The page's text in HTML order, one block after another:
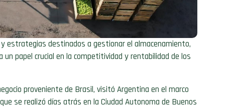
estrategias destinados a gestionar el almacenamiento,
papel crucial en la competitividad y rentabilidad de los
proveniente de Brasil, visitó Argentina en el marco
que se realizó días atrás en la Ciudad Autonoma de Buenos